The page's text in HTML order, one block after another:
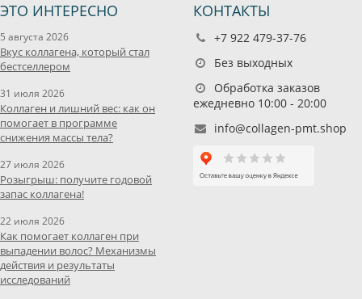
ЭТО ИНТЕРЕСНО
5 августа 2026
Вкус коллагена, который стал
бестселлером
31 июля 2026
Коллаген и лишний вес: как он
помогает в программе
снижения массы тела?
27 июля 2026
Розыгрыш: получите годовой
запас коллагена!
22 июля 2026
Как помогает коллаген при
выпадении волос? Механизмы
действия и результаты
исследований
КОНТАКТЫ
+7 922 479-37-76
Без выходных
Обработка заказов
ежедневно 10:00 - 20:00
info@collagen-pmt.shop